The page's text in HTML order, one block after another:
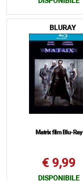
BLURAY
Matrix film Blu-Ray
€ 9,99
DISPONIBILE